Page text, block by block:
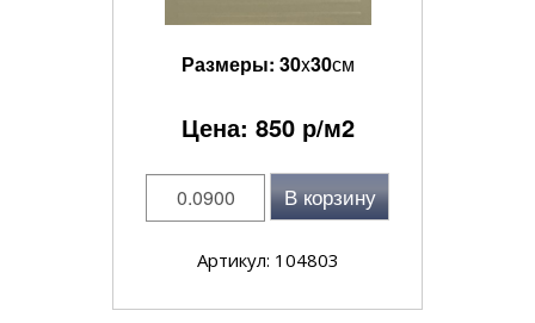
Размеры: 30x30см
Цена: 850р/м2
В корзину
Артикул: 104803